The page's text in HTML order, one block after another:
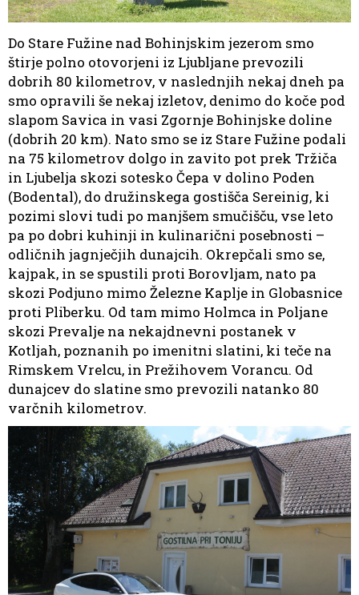
Do Stare Fužine nad Bohinjskim jezerom smo
štirje polno otovorjeni iz Ljubljane prevozili
dobrih 80 kilometrov, v naslednjih nekaj dneh pa
smo opravili še nekaj izletov, denimo do koče pod
slapom Savica in vasi Zgornje Bohinjske doline
(dobrih 20 km). Nato smo se iz Stare Fužine podali
na 75 kilometrov dolgo in zavito pot prek Tržiča
in Ljubelja skozi sotesko Čepa v dolino Poden
(Bodental), do družinskega gostišča Sereinig, ki
pozimi slovi tudi po manjšem smučišču, vse leto
pa po dobri kuhinji in kulinarični posebnosti –
odličnih jagnječjih dunajcih. Okrepčali smo se,
kajpak, in se spustili proti Borovljam, nato pa
skozi Podjuno mimo Železne Kaplje in Globasnice
proti Pliberku. Od tam mimo Holmca in Poljane
skozi Prevalje na nekajdnevni postanek v
Kotljah, poznanih po imenitni slatini, ki teče na
Rimskem Vrelcu, in Prežihovem Vorancu. Od
dunajcev do slatine smo prevozili natanko 80
varčnih kilometrov.